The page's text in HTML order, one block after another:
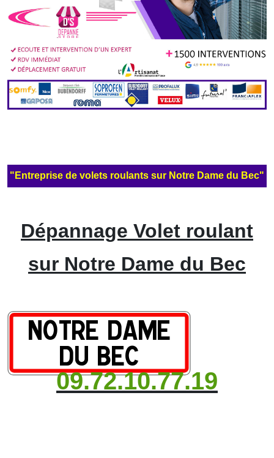
"Entreprise de volets roulants sur Notre Dame du Bec"
Dépannage Volet roulant
sur Notre Dame du Bec
09.72.10.77.19